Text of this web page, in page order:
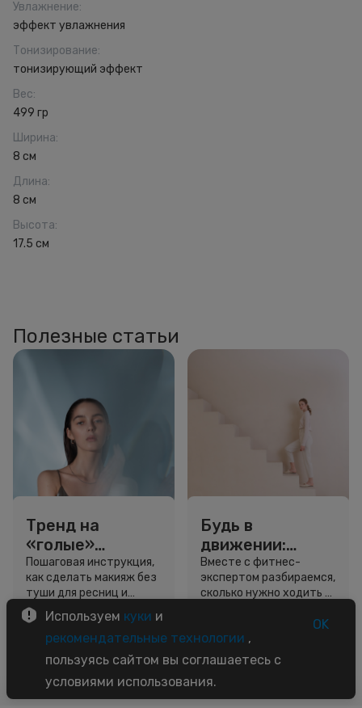
Увлажнение:
эффект увлажнения
Тонизирование:
тонизирующий эффект
Вес:
499 гр
Ширина:
8 см
Длина:
8 см
Высота:
17.5 см
Полезные статьи
Тренд на
«голые»
ресницы: как
выглядеть
свежо, не
используя тушь
Пошаговая инструкция,
как сделать макияж без
туши для ресниц и
звёздный образ для
вдохновения.
3 минуты
Будь в
движении:
сколько нужно
шагов для
красоты и
Вместе с фитнес-
экспертом разбираемся,
сколько нужно ходить и
5 минут
Используем куки и
рекомендательные технологии ,
пользуясь сайтом вы соглашаетесь с
условиями использования.
OK